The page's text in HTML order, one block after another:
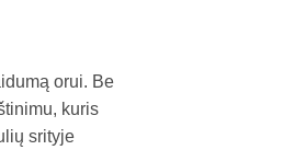
orui. Be
kuris
srityje